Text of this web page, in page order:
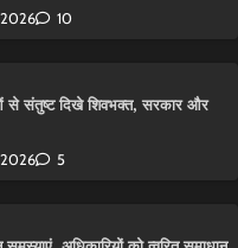
10
से संतुष्ट दिखे शिवभक्त, सरकार और
5